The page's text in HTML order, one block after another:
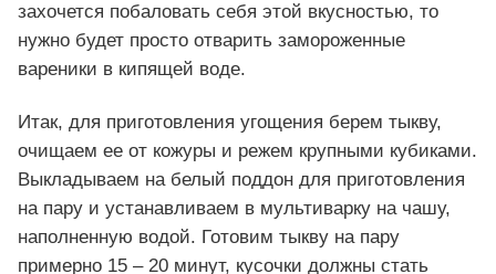
захочется побаловать себя этой вкусностью, то
нужно будет просто отварить замороженные
вареники в кипящей воде.
Итак, для приготовления угощения берем тыкву,
очищаем ее от кожуры и режем крупными кубиками.
Выкладываем на белый поддон для приготовления
на пару и устанавливаем в мультиварку на чашу,
наполненную водой. Готовим тыкву на пару
примерно 15 – 20 минут, кусочки должны стать